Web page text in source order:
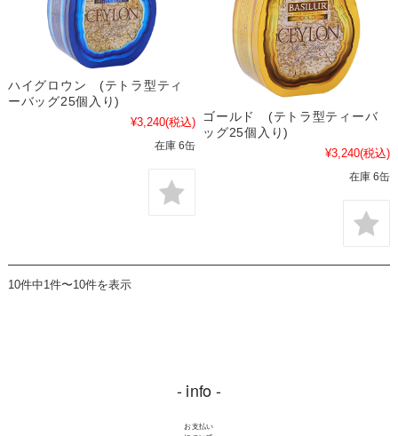
ハイグロウン (テトラ型ティ
ーバッグ25個入り)
¥3,240(税込)
在庫 6缶
ゴールド (テトラ型ティーバ
ッグ25個入り)
¥3,240(税込)
在庫 6缶
10件中1件〜10件を表示